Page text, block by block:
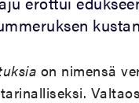
on nimensä